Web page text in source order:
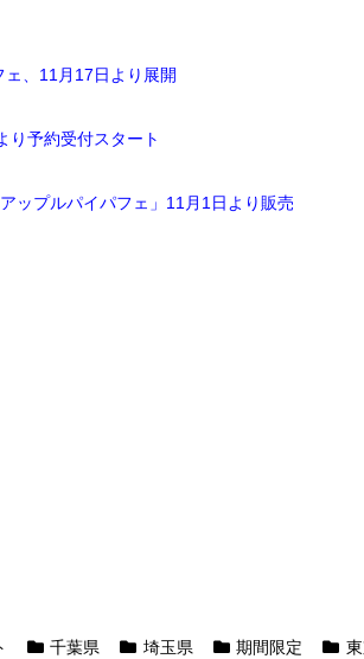
、11月17日より展開
り予約受付スタート
ップルパイパフェ」11月1日より販売
千葉県 埼玉県 期間限定